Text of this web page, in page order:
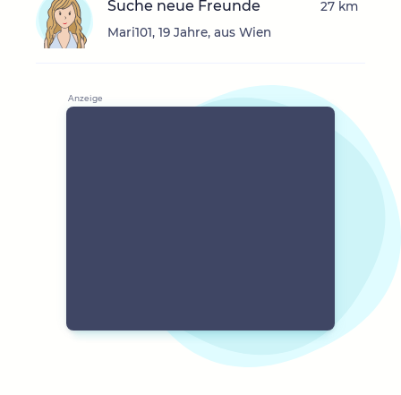
Suche neue Freunde
Mari101, 19 Jahre, aus Wien
27 km